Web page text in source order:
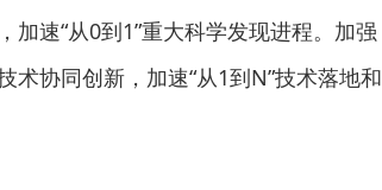
速“从0到1”重大科学发现进程。加强
术协同创新，加速“从1到N”技术落地和